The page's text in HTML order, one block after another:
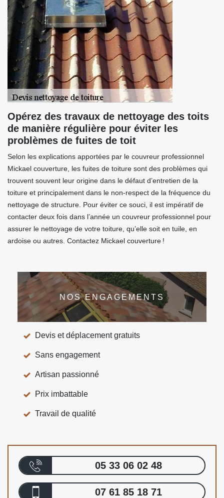
Opérez des travaux de nettoyage des toits
de manière régulière pour éviter les
problèmes de fuites de toit
Selon les explications apportées par le couvreur professionnel
Mickael couverture, les fuites de toiture sont des problèmes qui
trouvent souvent leur origine dans le défaut d’entretien de la
toiture et principalement dans le non-respect de la fréquence du
nettoyage de structure. Pour éviter ce souci, il est impératif de
contacter deux fois dans l’année un couvreur professionnel pour
assurer le nettoyage de votre toiture, qu’elle soit en tuile, en
ardoise ou autres. Contactez Mickael couverture !
NOS ENGAGEMENTS
Devis et déplacement gratuits
Sans engagement
Artisan passionné
Prix imbattable
Travail de qualité
05 33 06 02 48
07 61 85 18 71